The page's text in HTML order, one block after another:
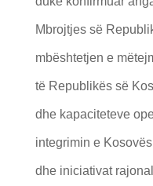
Mbrojtjes së
mbështetjen e
të Republikës së
dhe kapaciteteve
integrimin e
dhe iniciativat